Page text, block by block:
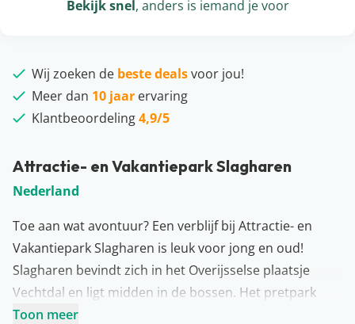
Attractie- en Vakantiepark Slagharen
Nederland
Toe aan wat avontuur? Een verblijf bij Attractie- en
Vakantiepark Slagharen is leuk voor jong en oud!
Slagharen bevindt zich in het Overijsselse plaatsje
Vechtdal en ligt midden in de bossen. Het pretpark
heeft meer dan 30 (!) attracties en shows. Hier ben je
Toon meer
Bekijk snel, anders is iemand je voor
Wij zoeken de beste dealsvoor jou!
Meer dan 10 jaar ervaring
Klantbeoordeling4,9/5